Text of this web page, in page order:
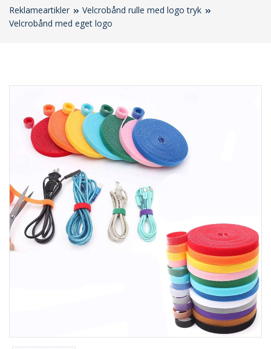
Reklameartikler
Velcrobånd rulle med logo tryk
Velcrobånd med eget logo